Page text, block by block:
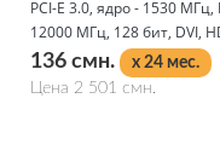
PCI-E 3.0, ядро - 1530
12000 МГц, 128 бит, DVI,
136 смн.
x 24 мес.
Цена 2 501 смн.